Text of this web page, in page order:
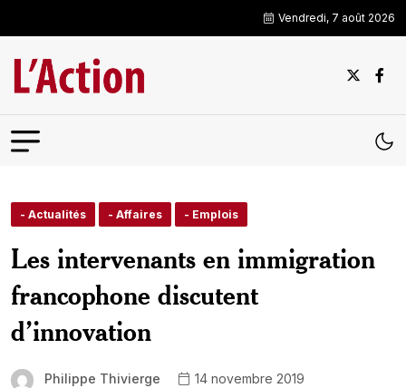
Vendredi, 7 août 2026
- Actualités - Affaires - Emplois
Les intervenants en immigration
francophone discutent
d’innovation
Philippe Thivierge
14 novembre 2019